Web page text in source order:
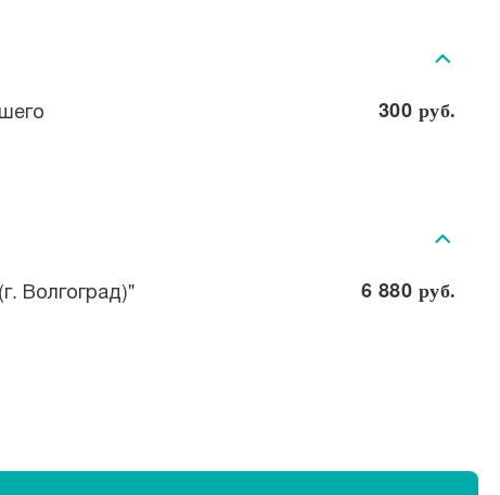
300 руб.
Волгоград)"
6 880 руб.